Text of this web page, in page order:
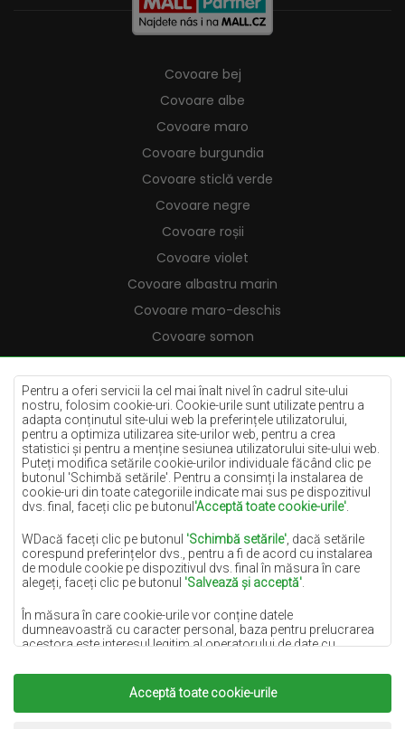
Pentru a oferi servicii la cel mai înalt nivel în cadrul site-ului
nostru, folosim cookie-uri. Cookie-urile sunt utilizate pentru a
adapta conținutul site-ului web la preferințele utilizatorului,
pentru a optimiza utilizarea site-urilor web, pentru a crea
statistici și pentru a menține sesiunea utilizatorului site-ului web.
Puteți modifica setările cookie-urilor individuale făcând clic pe
butonul 'Schimbă setările'. Pentru a consimți la instalarea de
cookie-uri din toate categoriile indicate mai sus pe dispozitivul
dvs. final, faceți clic pe butonul 'Acceptă toate cookie-urile'
WDacă faceți clic pe butonul 'Schimbă setările' , dacă setările
corespund preferințelor dvs., pentru a fi de acord cu instalarea
de module cookie pe dispozitivul dvs. final în măsura în care
alegeți, faceți clic pe butonul 'Salvează și acceptă'
În măsura în care cookie-urile vor conține datele
dumneavoastră cu caracter personal, baza pentru prelucrarea
acestora este interesul legitim al operatorului de date cu
sub forma asigurării unei calități ridicate a serviciilor furnizate
pe site-ul nostru și a activităților de marketing ale operatorului de
date cu caracter personal și ale Partenerilor săi de Încredere.
Acceptă toate cookie-urile
Covoare bej
Covoare albe
Covoare maro
Covoare burgundia
Covoare sticlă verde
Covoare negre
Covoare roșii
Covoare violet
Covoare albastru marin
Covoare maro-deschis
Covoare somon
Covoare crem
Covoare lila
Covoare galbene
Covoare mentă
Covoare albastre
Covoare portocalii
Covoare gri
Covoare teracotă
Covoare aurii
Copyright 2022Covoare Chemex.Toate drepturile